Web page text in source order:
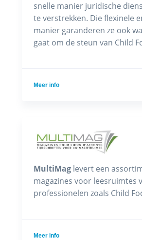
snelle manier juridische
te verstrekken. Die flexinele
manier garanderen ze ook
gaat om de steun van Child
Meer info
MultiMag levert een
magazines voor leesruimtes
professionelen zoals Child
Meer info